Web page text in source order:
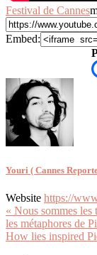
Festival de Cannes
Embed:
Youri ( Cannes
Website https://
Navigation
de
« Nous sommes
les métaphores de
How lies inspired